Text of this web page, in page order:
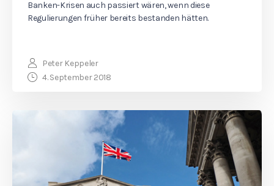
Banken-Krisen auch passiert wären, wenn diese
Regulierungen früher bereits bestanden hätten.
Peter Keppeler
4. September 2018